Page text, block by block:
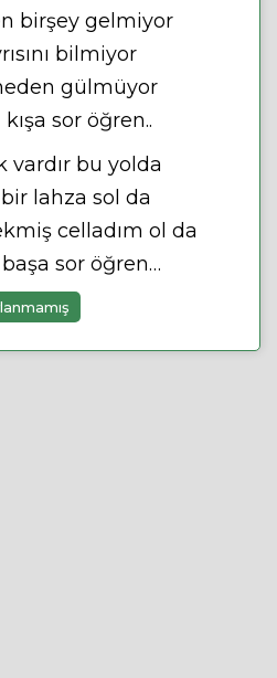
birşey gelmiyor
bilmiyor
gülmüyor
sor öğren..
bu yolda
lahza sol da
celladım ol da
sor öğren…